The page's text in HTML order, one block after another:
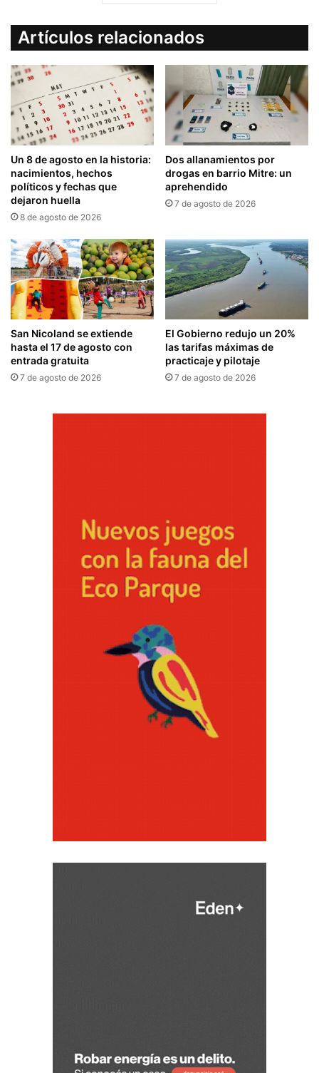
Artículos relacionados
Un 8 de agosto en la historia:
nacimientos, hechos
políticos y fechas que
dejaron huella
8 de agosto de 2026
Dos allanamientos por
drogas en barrio Mitre: un
aprehendido
7 de agosto de 2026
San Nicoland se extiende
hasta el 17 de agosto con
entrada gratuita
7 de agosto de 2026
El Gobierno redujo un 20%
las tarifas máximas de
practicaje y pilotaje
7 de agosto de 2026